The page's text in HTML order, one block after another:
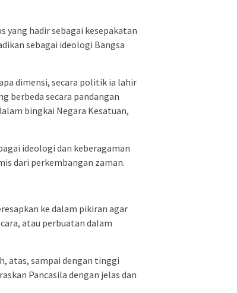
yang hadir sebagai kesepakatan
sebagai ideologi Bangsa
dimensi, secara politik ia lahir
berbeda secara pandangan
bingkai Negara Kesatuan,
ideologi dan keberagaman
dari perkembangan zaman.
ke dalam pikiran agar
atau perbuatan dalam
atas, sampai dengan tinggi
Pancasila dengan jelas dan